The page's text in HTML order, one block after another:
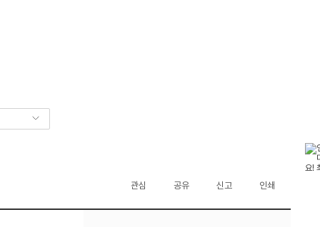
관심 공유 신고 인쇄